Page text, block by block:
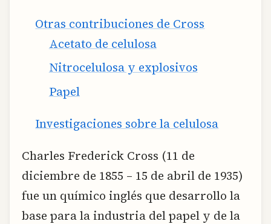
Otras contribuciones de Cross
Acetato de celulosa
Nitrocelulosa y explosivos
Papel
Investigaciones sobre la celulosa
Charles Frederick Cross (11 de
diciembre de 1855 – 15 de abril de 1935)
fue un químico inglés que desarrollo la
base para la industria del papel y de la